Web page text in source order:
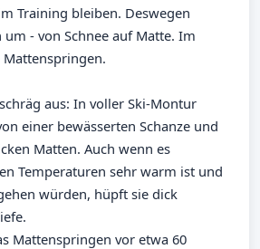
Training bleiben. Deswegen
um - von Schnee auf Matte. Im
aus: In voller Ski-Montur
einer bewässerten Schanze und
Matten. Auch wenn es
Temperaturen sehr warm ist und
würden, hüpft sie dick
Mattenspringen vor etwa 60